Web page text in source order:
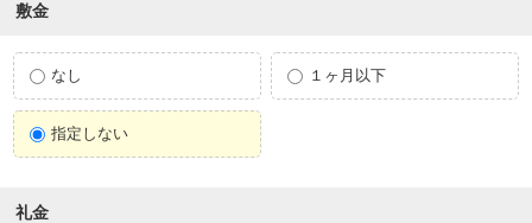
敷金
なし １ヶ月以下
指定しない
礼金